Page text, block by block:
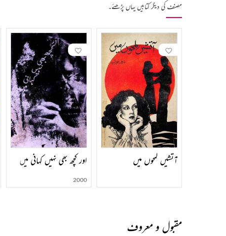
مصنف کی دیگر کتابیں یہاں پڑھئے۔
آتشیں لمحوں میں اور کچھ بھی نہیں کہانی میں
2000
مقبول و معروف